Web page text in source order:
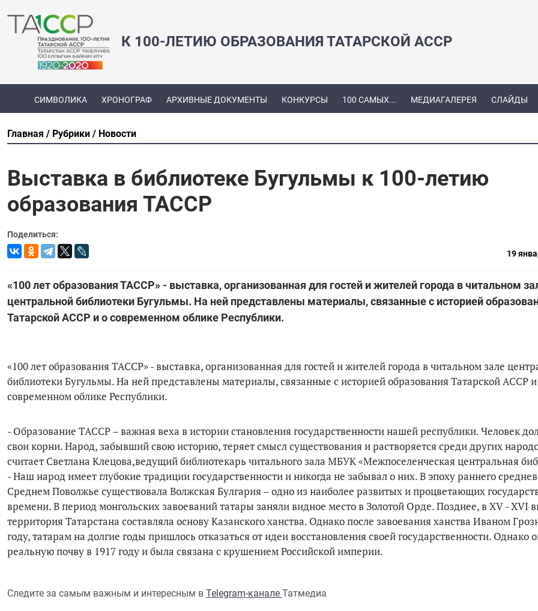
К 100-ЛЕТИЮ ОБРАЗОВАНИЯ ТАТАРСКОЙ АССР
СИМВОЛИКА ХРОНОГРАФ АРХИВНЫЕ ДОКУМЕНТЫ КОНКУРСЫ 100 САМЫХ... МЕДИАГАЛЕРЕЯ СЛАЙДЫ
Главная Рубрики Новости
Выставка в библиотеке Бугульмы к 100-летию
образования ТАССР
Поделиться:
19
«100 лет образования ТАССР» - выставка, организованная для гостей и жителей города в читальном
центральной библиотеки Бугульмы. На ней представлены материалы, связанные с историей
Татарской АССР и о современном облике Республики.
«100 лет образования ТАССР» - выставка, организованная для гостей и жителей города в читальном зале
библиотеки Бугульмы. На ней представлены материалы, связанные с историей образования Татарской АССР
современном облике Республики.
- Образование ТАССР – важная веха в истории становления государственности нашей республики. Человек
свои корни. Народ, забывший свою историю, теряет смысл существования и растворяется среди других
считает Светлана Клецова,ведущий библиотекарь читального зала МБУК «Межпоселенческая центральная
- Наш народ имеет глубокие традиции государственности и никогда не забывал о них. В эпоху раннего
Среднем Поволжье существовала Волжская Булгария – одно из наиболее развитых и процветающих
времени. В период монгольских завоеваний татары заняли видное место в Золотой Орде. Позднее, в XV - XVI
территория Татарстана составляла основу Казанского ханства. Однако после завоевания ханства Иваном
году, татарам на долгие годы пришлось отказаться от идеи восстановления своей государственности. Однако
реальную почву в 1917 году и была связана с крушением Российской империи.
Следите за самым важным и интересным в Telegram-канале Татмедиа